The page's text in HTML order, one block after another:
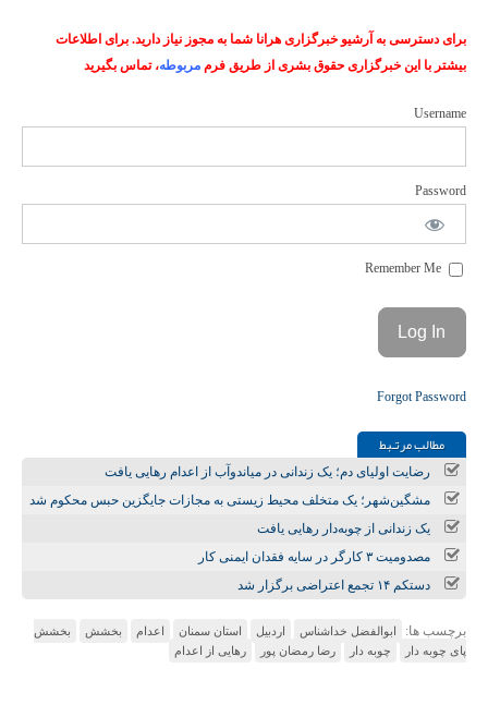
برای دسترسی به آرشیو خبرگزاری هرانا شما به مجوز نیاز دارید. برای اطلاعات
بیشتر با این خبرگزاری حقوق بشری از طریق فرم مربوطه، تماس بگیرید
Username
Password
Forgot Password
مطالب مرتـبط
رضایت اولیای دم؛ یک زندانی در میاندوآب از اعدام رهایی یافت
مشگین‌شهر؛ یک متخلف محیط زیستی به مجازات جایگزین حبس محکوم شد
یک زندانی از چوبه‌دار رهایی یافت
مصدومیت ۳ کارگر در سایه فقدان ایمنی کار
دستکم ۱۴ تجمع اعتراضی برگزار شد
برچسب ها: ابوالفضل خداشناس اردبیل استان سمنان اعدام بخشش
بخشش
پای چوبه دار
چوبه دار رضا رمضان پور رهایی از اعدام